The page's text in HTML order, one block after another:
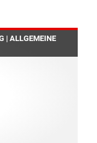
| ALLGEMEINE